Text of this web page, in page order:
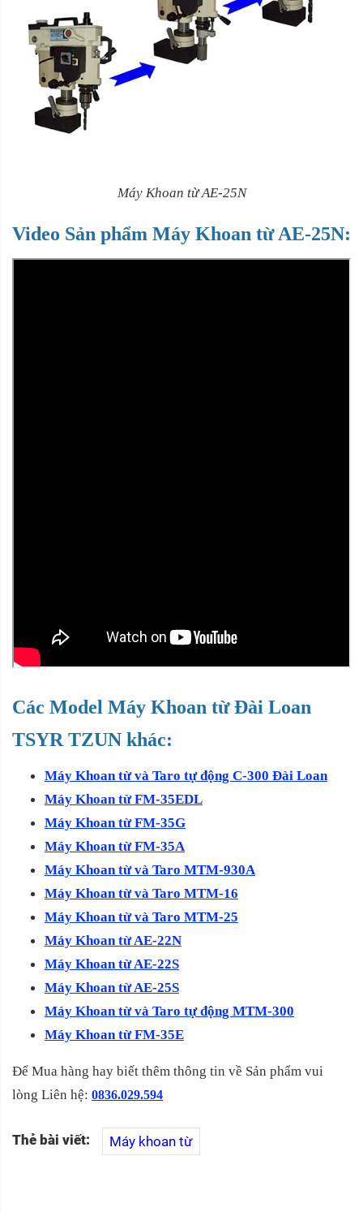
Máy Khoan từ AE-25N
Video Sản phẩm Máy Khoan từ AE-25N:
Các Model Máy Khoan từ Đài Loan
TSYR TZUN khác:
Máy Khoan từ và Taro tự động C-300 Đài Loan
Máy Khoan từ FM-35EDL
Máy Khoan từ FM-35G
Máy Khoan từ FM-35A
Máy Khoan từ và Taro MTM-930A
Máy Khoan từ và Taro MTM-16
Máy Khoan từ và Taro MTM-25
Máy Khoan từ AE-22N
Máy Khoan từ AE-22S
Máy Khoan từ AE-25S
Máy Khoan từ và Taro tự động MTM-300
Máy Khoan từ FM-35E
Để Mua hàng hay biết thêm thông tin về Sản phẩm vui
lòng Liên hệ: 0836.029.594
Thẻ bài viết: Máy khoan từ